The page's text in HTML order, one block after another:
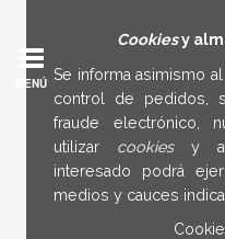
Cookiesy
Se informa asimismo
control de pedidos,
fraude electrónico,
utilizar cookies y
interesado podrá
medios y cauces
MENÚ